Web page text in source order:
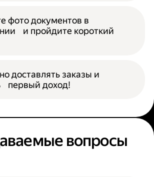
фото документов в
и пройдите короткий
доставлять заказы и
первый доход!
вопросы